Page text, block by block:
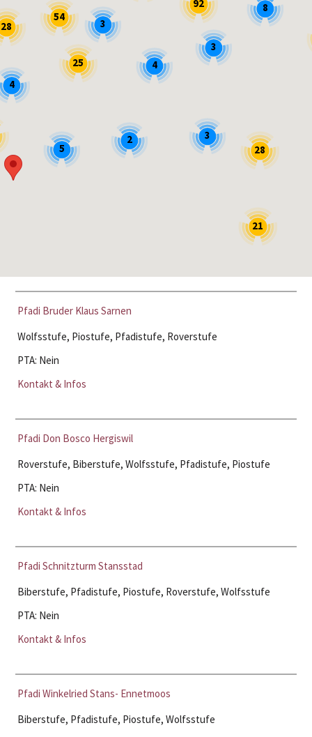
2
5
25 4
28
8
28
54
92
4
21
3
3
3
Pfadi Bruder Klaus Sarnen
Wolfsstufe, Piostufe, Pfadistufe, Roverstufe
PTA: Nein
Kontakt & Infos
Pfadi Don Bosco Hergiswil
Roverstufe, Biberstufe, Wolfsstufe, Pfadistufe, Piostufe
PTA: Nein
Kontakt & Infos
Pfadi Schnitzturm Stansstad
Biberstufe, Pfadistufe, Piostufe, Roverstufe, Wolfsstufe
PTA: Nein
Kontakt & Infos
Pfadi Winkelried Stans- Ennetmoos
Biberstufe, Pfadistufe, Piostufe, Wolfsstufe